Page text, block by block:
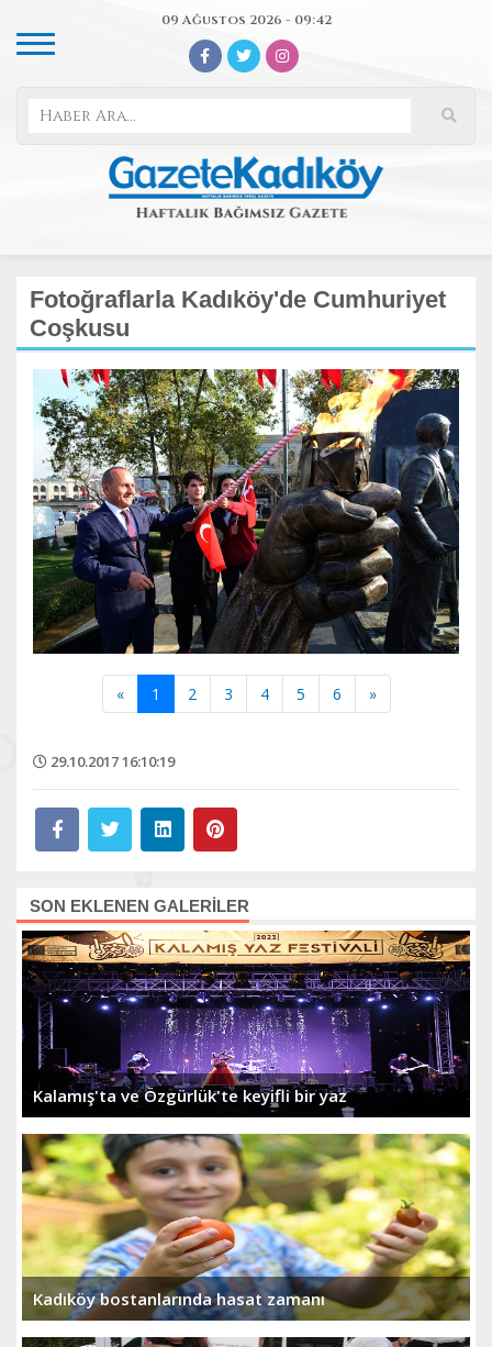
09 Ağustos 2026 - 09:42
Fotoğraflarla Kadıköy'de Cumhuriyet
Coşkusu
« 1 2 3 4 5 6 »
29.10.2017 16:10:19
SON EKLENEN GALERİLER
Kalamış'ta ve Özgürlük'te keyifli bir yaz
Kadıköy bostanlarında hasat zamanı